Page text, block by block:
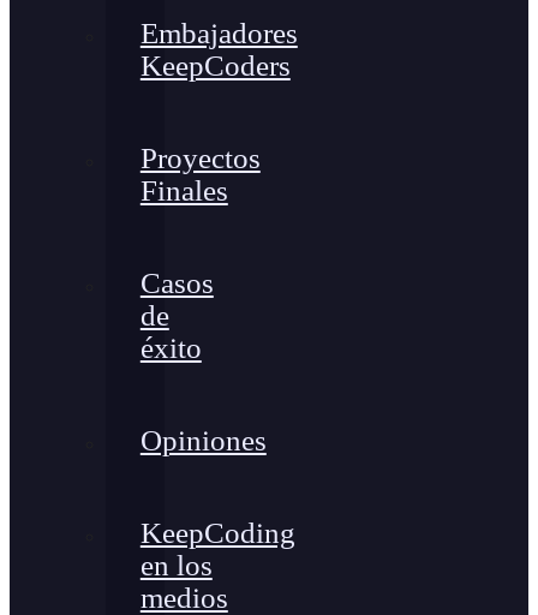
Embajadores
KeepCoders
Proyectos
Finales
Casos
de
éxito
Opiniones
KeepCoding
en los
medios